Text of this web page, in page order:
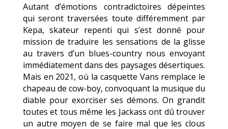
Autant d’émotions contradictoires dépeintes
qui seront traversées toute différemment par
Kepa, skateur repenti qui s’est donné pour
mission de traduire les sensations de la glisse
au travers d’un blues-country nous envoyant
immédiatement dans des paysages désertiques.
Mais en 2021, où la casquette Vans remplace le
chapeau de cow-boy, convoquant la musique du
diable pour exorciser ses démons. On grandit
toutes et tous même les Jackass ont dû trouver
un autre moyen de se faire mal que les clous